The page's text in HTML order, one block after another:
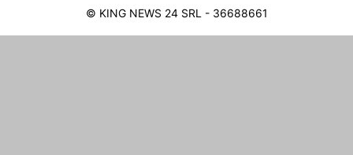
© KING NEWS 24 SRL - 36688661